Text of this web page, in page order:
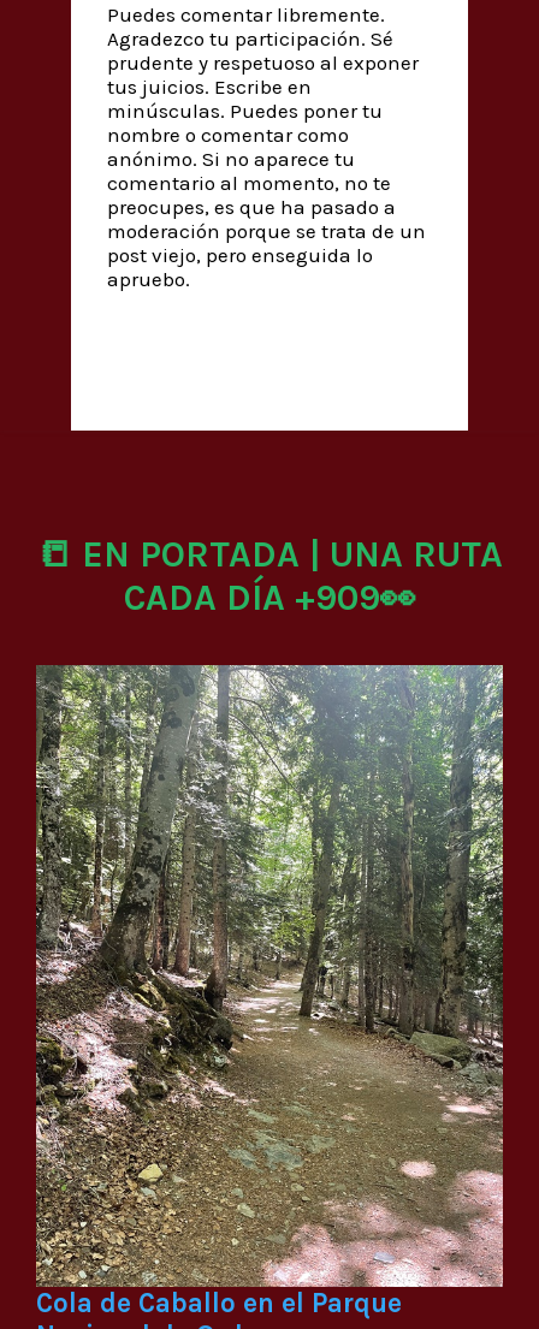
Puedes comentar libremente.
Agradezco tu participación. Sé
prudente y respetuoso al exponer
tus juicios. Escribe en
minúsculas. Puedes poner tu
nombre o comentar como
anónimo. Si no aparece tu
comentario al momento, no te
preocupes, es que ha pasado a
moderación porque se trata de un
post viejo, pero enseguida lo
apruebo.
📒 EN PORTADA | UNA RUTA
CADA DÍA +909👀
Cola de Caballo en el Parque